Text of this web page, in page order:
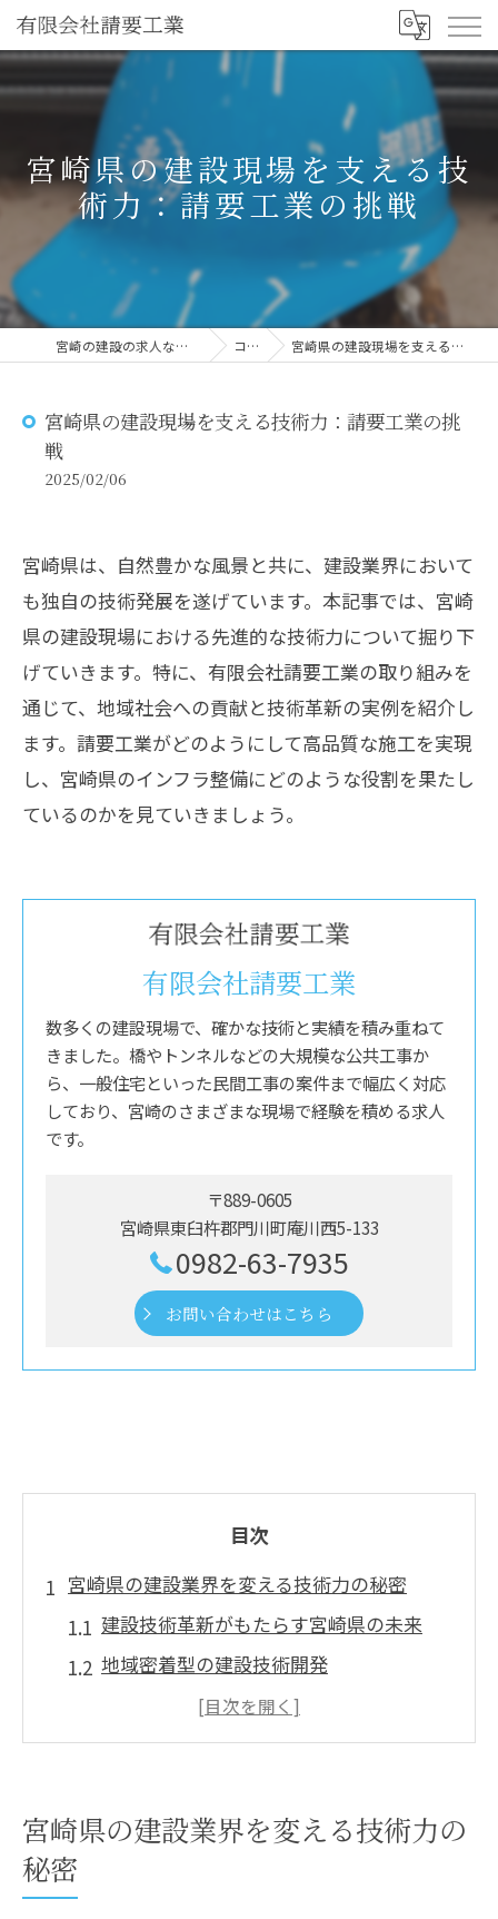
宮崎県の建設現場を支える技
術力：請要工業の挑戦
宮崎の建設の求人なら有限会社請要工業 コラム 宮崎県の建設現場を支える技術力：請要工業の挑戦
宮崎県の建設現場を支える技術力：請要工業の挑
戦
2025/02/06
宮崎県は、自然豊かな風景と共に、建設業界において
も独自の技術発展を遂げています。本記事では、宮崎
県の建設現場における先進的な技術力について掘り下
げていきます。特に、有限会社請要工業の取り組みを
通じて、地域社会への貢献と技術革新の実例を紹介し
ます。請要工業がどのようにして高品質な施工を実現
し、宮崎県のインフラ整備にどのような役割を果たし
ているのかを見ていきましょう。
有限会社請要工業
数多くの建設現場で、確かな技術と実績を積み重ねて
きました。橋やトンネルなどの大規模な公共工事か
ら、一般住宅といった民間工事の案件まで幅広く対応
しており、宮崎のさまざまな現場で経験を積める求人
です。
〒889-0605
宮崎県東臼杵郡門川町庵川西5-133
0982-63-7935
お問い合わせはこちら
目次
宮崎県の建設業界を変える技術力の秘密
建設技術革新がもたらす宮崎県の未来
地域密着型の建設技術開発
請要工業の技術力の源泉
最新技術が宮崎県のインフラに与える影
技術力がもたらす建設効率の向上
請要工業の革新技術が宮崎県を支える理由
宮崎県の建設業界を変える技術力の
秘密